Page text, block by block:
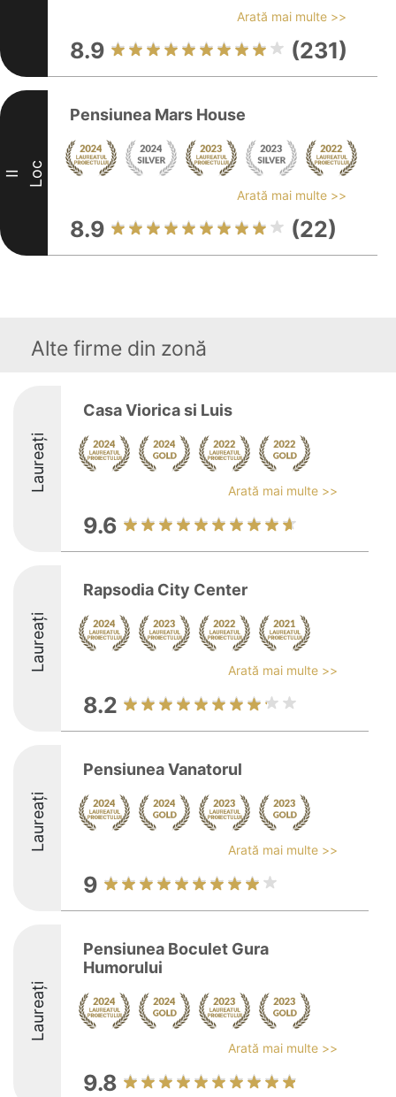
Arată mai multe >>
8.9 (231)
II Loc
Pensiunea Mars House
Arată mai multe >>
8.9 (22)
Alte firme din zonă
Laureați
Casa Viorica si Luis
Arată mai multe >>
9.6
Laureați
Rapsodia City Center
Arată mai multe >>
8.2
Laureați
Pensiunea Vanatorul
Arată mai multe >>
9
Laureați
Pensiunea Boculet Gura
Humorului
Arată mai multe >>
9.8